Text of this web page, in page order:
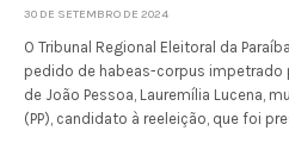
30 DE SETEMBRO DE 2024
O Tribunal Regional Eleitoral da
pedido de habeas-corpus impetrado
de João Pessoa, Lauremília Lucena,
(PP), candidato à reeleição, que foi